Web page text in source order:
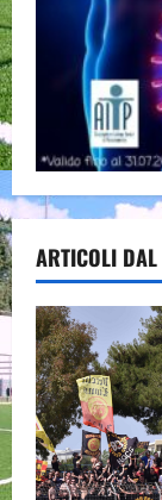
ARTICOLI DAL